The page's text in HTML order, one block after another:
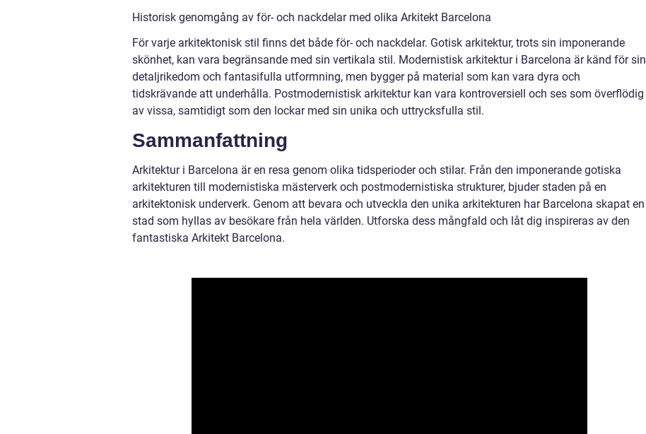
Historisk genomgång av för- och nackdelar med olika Arkitekt Barcelona
För varje arkitektonisk stil finns det både för- och nackdelar. Gotisk arkitektur, trots sin imponerande
skönhet, kan vara begränsande med sin vertikala stil. Modernistisk arkitektur i Barcelona är känd för sin
detaljrikedom och fantasifulla utformning, men bygger på material som kan vara dyra och
tidskrävande att underhålla. Postmodernistisk arkitektur kan vara kontroversiell och ses som överflödig
av vissa, samtidigt som den lockar med sin unika och uttrycksfulla stil.
Sammanfattning
Arkitektur i Barcelona är en resa genom olika tidsperioder och stilar. Från den imponerande gotiska
arkitekturen till modernistiska mästerverk och postmodernistiska strukturer, bjuder staden på en
arkitektonisk underverk. Genom att bevara och utveckla den unika arkitekturen har Barcelona skapat en
stad som hyllas av besökare från hela världen. Utforska dess mångfald och låt dig inspireras av den
fantastiska Arkitekt Barcelona.